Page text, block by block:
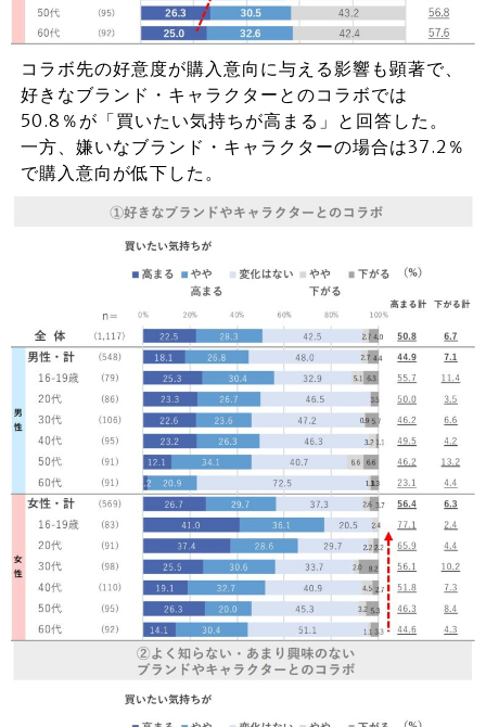
コラボ先の好意度が購入意向に与える影響も顕著で、
好きなブランド・キャラクターとのコラボでは
50.8％が「買いたい気持ちが高まる」と回答した。
一方、嫌いなブランド・キャラクターの場合は37.2％
で購入意向が低下した。